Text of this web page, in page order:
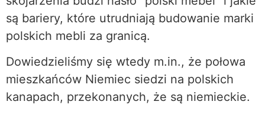
są bariery, które utrudniają budowanie marki
polskich mebli za granicą.
Dowiedzieliśmy się wtedy m.in., że połowa
mieszkańców Niemiec siedzi na polskich
kanapach, przekonanych, że są niemieckie.